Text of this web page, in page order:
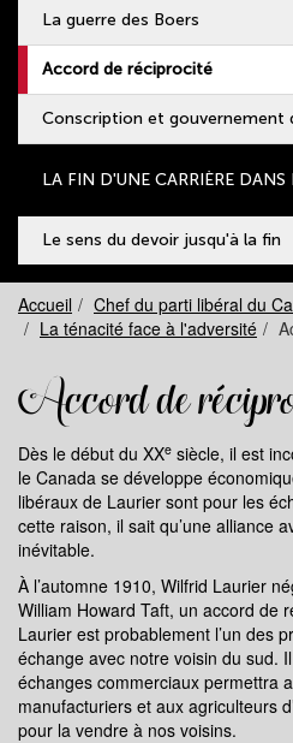
La guerre des Boers
Accord de réciprocité
Conscription et gouvernement
LA FIN D'UNE CARRIÈRE
Le sens du devoir jusqu'à la fin
Accueil
Chef du parti libéral du
La ténacité face à l'adversité
Accord de
Dès le début du XXe siècle, il est
le Canada se développe
libéraux de Laurier sont pour les
cette raison, il sait qu’une alliance
inévitable.
À l’automne 1910, Wilfrid Laurier
William Howard Taft, un accord de
Laurier est probablement l’un des
échange avec notre voisin du sud.
échanges commerciaux permettra
manufacturiers et aux agriculteurs
pour la vendre à nos voisins.